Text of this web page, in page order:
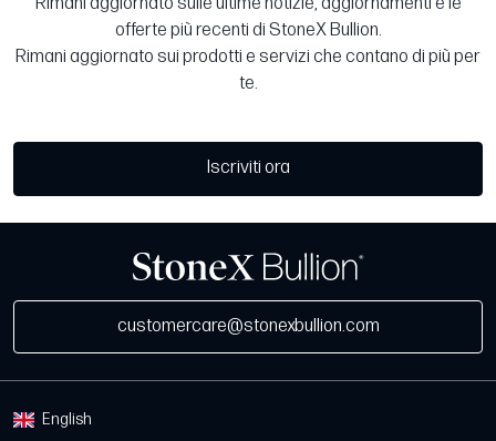
offerte più recenti di StoneX Bullion.
Rimani aggiornato sui prodotti e servizi che contano di più per
te.
Iscriviti ora
customercare@stonexbullion.com
English